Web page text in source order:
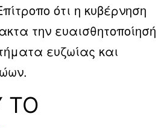
ότι η κυβέρνηση
την ευαισθητοποίησή
ευζωίας και
ΤΟ